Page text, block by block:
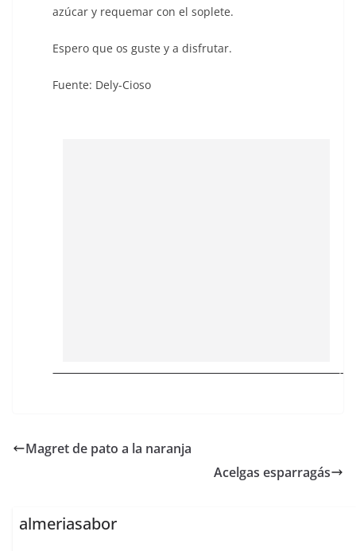
azúcar y requemar con el soplete.
Espero que os guste y a disfrutar.
Fuente: Dely-Cioso
Magret de pato a la naranja
Acelgas esparragás
almeriasabor